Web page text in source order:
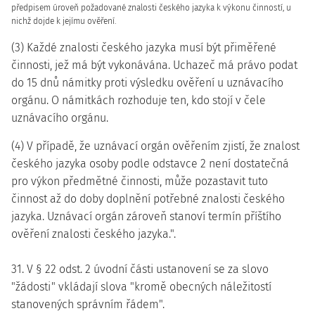
předpisem úroveň požadované znalosti českého jazyka k výkonu činností, u
nichž dojde k jejímu ověření.
(3) Každé znalosti českého jazyka musí být přiměřené
činnosti, jež má být vykonávána. Uchazeč má právo podat
do 15 dnů námitky proti výsledku ověření u uznávacího
orgánu. O námitkách rozhoduje ten, kdo stojí v čele
uznávacího orgánu.
(4) V případě, že uznávací orgán ověřením zjistí, že znalost
českého jazyka osoby podle odstavce 2 není dostatečná
pro výkon předmětné činnosti, může pozastavit tuto
činnost až do doby doplnění potřebné znalosti českého
jazyka. Uznávací orgán zároveň stanoví termín příštího
ověření znalosti českého jazyka.".
31. V § 22 odst. 2 úvodní části ustanovení se za slovo
"žádosti" vkládají slova "kromě obecných náležitostí
stanovených správním řádem".